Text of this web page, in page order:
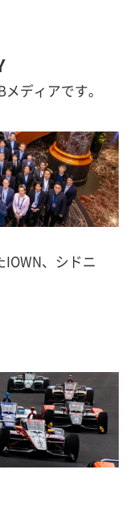
ディアです。
、シドニ